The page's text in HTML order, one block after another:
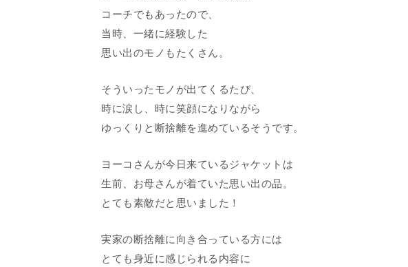
コーチでもあったので、
当時、一緒に経験した
思い出のモノもたくさん。
そういったモノが出てくるたび、
時に涙し、時に笑顔になりながら
ゆっくりと断捨離を進めているそうです。
ヨーコさんが今日来ているジャケットは
生前、お母さんが着ていた思い出の品。
とても素敵だと思いました！
実家の断捨離に向き合っている方には
とても身近に感じられる内容に